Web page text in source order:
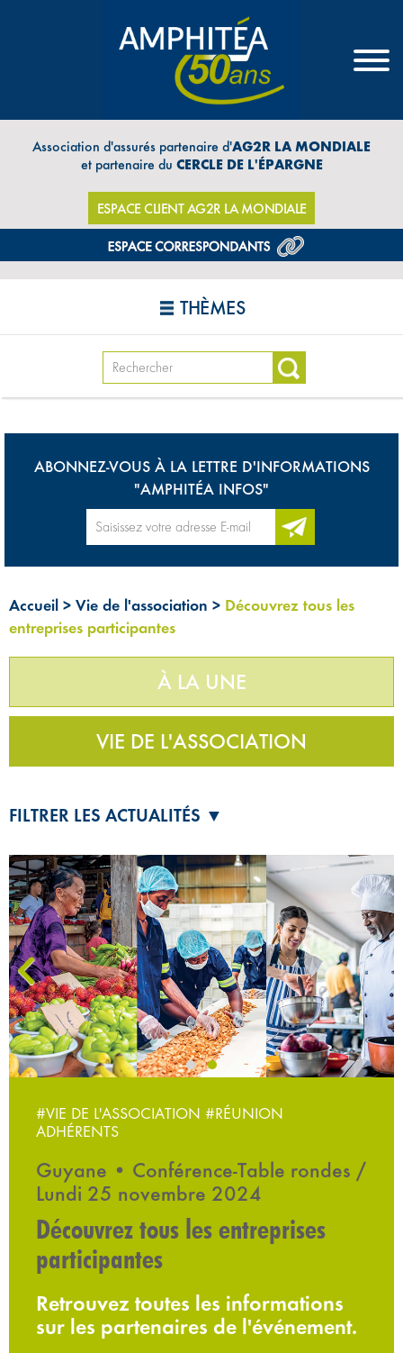
Association d'assurés partenaire d'AG2R LA MONDIALE
et partenaire du CERCLE DE L'ÉPARGNE
ESPACE CLIENT AG2R LA MONDIALE
THÈMES
ABONNEZ-VOUS À LA LETTRE D'INFORMATIONS
"AMPHITÉA INFOS"
Accueil > Vie de l'association > Découvrez tous les
entreprises participantes
À LA UNE
VIE DE L'ASSOCIATION
FILTRER LES ACTUALITÉS ▼
‹
#VIE DE L'ASSOCIATION #RÉUNION
ADHÉRENTS
Guyane • Conférence-Table rondes /
Lundi 25 novembre 2024
Découvrez tous les entreprises
participantes
Retrouvez toutes les informations
sur les partenaires de l'événement.